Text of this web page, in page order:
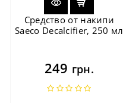
Средство от накипи
Saeco Decalcifier, 250 мл
249 грн.